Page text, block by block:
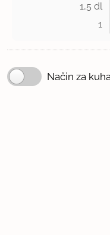
1,5 dl
1
Način za